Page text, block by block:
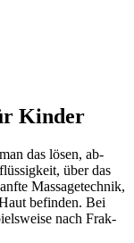
Kinder
das lösen, ab-
über das
Massage­technik,
befinden. Bei
nach Frak­